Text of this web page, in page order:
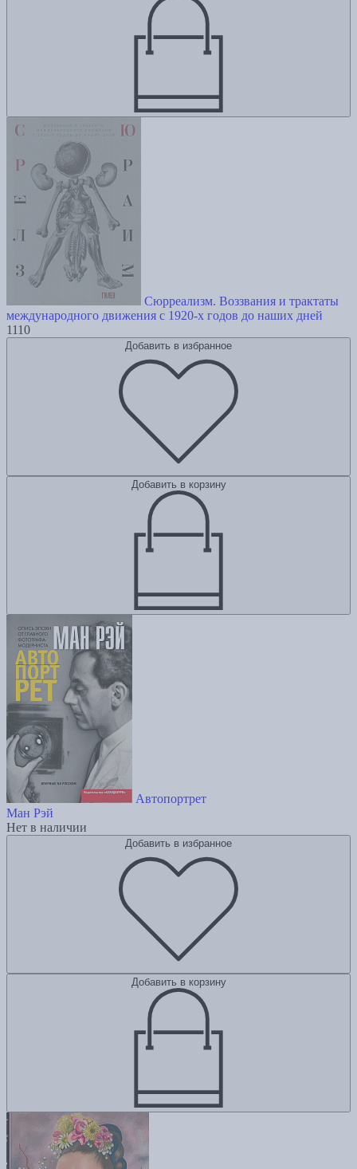
Сюрреализм. Воззвания и трактаты
международного движения с 1920-х годов до наших дней
1110
Добавить в избранное
Добавить в корзину
Автопортрет
Ман Рэй
Нет в наличии
Добавить в избранное
Добавить в корзину